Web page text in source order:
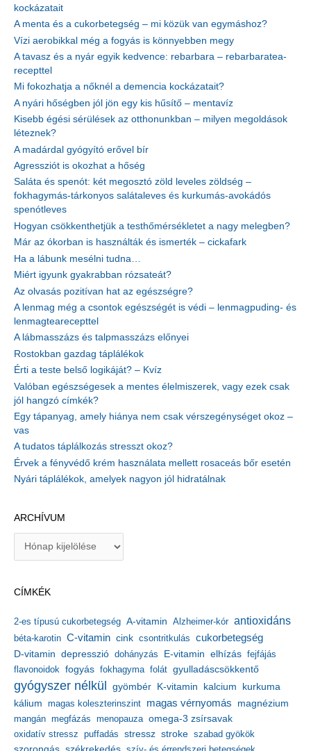
kockázatait
A menta és a cukorbetegség – mi közük van egymáshoz?
Vízi aerobikkal még a fogyás is könnyebben megy
A tavasz és a nyár egyik kedvence: rebarbara – rebarbaratea-
recepttel
Mi fokozhatja a nőknél a demencia kockázatait?
A nyári hőségben jól jön egy kis hűsítő – mentavíz
Kisebb égési sérülések az otthonunkban – milyen megoldások
léteznek?
A madárdal gyógyító erővel bír
Agressziót is okozhat a hőség
Saláta és spenót: két megosztó zöld leveles zöldség –
fokhagymás-tárkonyos salátaleves és kurkumás-avokádós
spenótleves
Hogyan csökkenthetjük a testhőmérsékletet a nagy melegben?
Már az ókorban is használták és ismerték – cickafark
Ha a lábunk mesélni tudna…
Miért igyunk gyakrabban rózsateát?
Az olvasás pozitívan hat az egészségre?
A lenmag még a csontok egészségét is védi – lenmagpuding- és
lenmagtearecepttel
A lábmasszázs és talpmasszázs előnyei
Rostokban gazdag táplálékok
Érti a teste belső logikáját? – Kvíz
Valóban egészségesek a mentes élelmiszerek, vagy ezek csak
jól hangzó címkék?
Egy tápanyag, amely hiánya nem csak vérszegénységet okoz –
vas
A tudatos táplálkozás stresszt okoz?
Érvek a fényvédő krém használata mellett rosaceás bőr esetén
Nyári táplálékok, amelyek nagyon jól hidratálnak
ARCHÍVUM
í
u
m
CÍMKÉK
2-es típusú cukorbetegség A-vitamin Alzheimer-kór antioxidáns
béta-karotin C-vitamin cink csontritkulás cukorbetegség
D-vitamin depresszió dohányzás E-vitamin elhízás fejfájás
flavonoidok fogyás fokhagyma folát gyulladáscsökkentő
gyógyszer nélkül gyömbér K-vitamin kalcium kurkuma
kálium magas koleszterinszint magas vérnyomás magnézium
mangán megfázás menopauza omega-3 zsírsavak
oxidatív stressz puffadás stressz stroke szabad gyökök
szorongás székrekedés